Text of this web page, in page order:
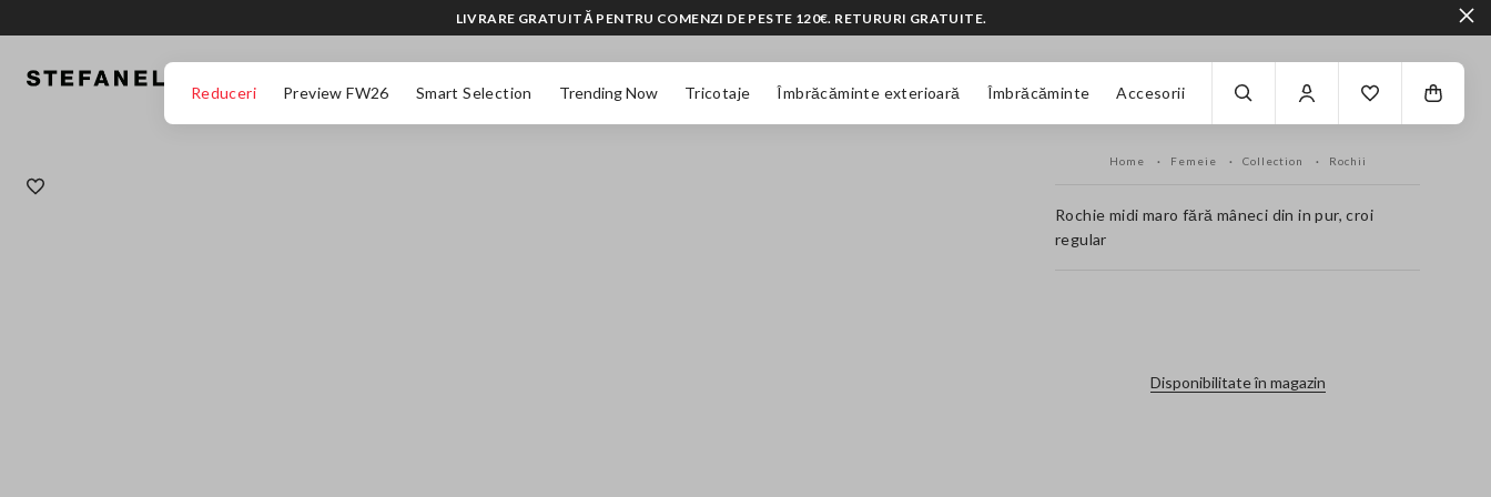
Reduceri Preview FW26 Smart Selection Trending Now Tricotaje Îmbrăcăminte exterioară Îmbrăcăminte Accesorii
LIVRARE GRATUITĂ PENTRU COMENZI DE PESTE 120€. RETURURI GRATUITE.
Home Femeie Collection Rochii
Rochie midi maro fără mâneci din in pur, croi
regular
Disponibilitate în magazin